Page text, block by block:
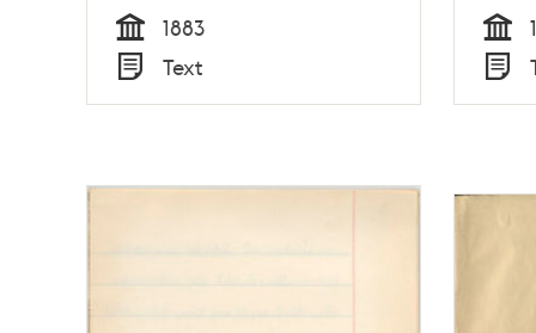
Tid
1883
Typ
Text Tid
Typ